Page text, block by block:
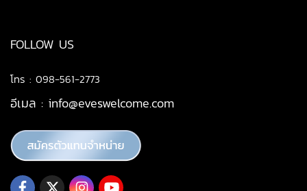
FOLLOW US
โทร : 098-561-2773
อีเมล : info@eveswelcome.com